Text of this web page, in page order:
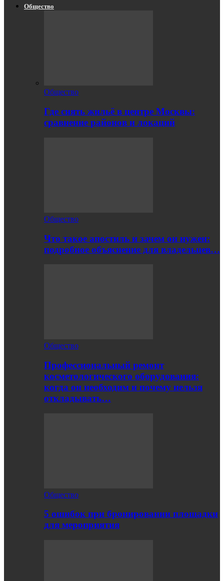
Общество
Общество
Где снять жильё в центре Москвы:
сравнение районов и локаций
Общество
Что такое апостиль и зачем он нужен:
подробное объяснение для владельцев…
Общество
Профессиональный ремонт
косметологического оборудования:
когда он необходим и почему нельзя
откладывать…
Общество
5 ошибок при бронировании площадки
для мероприятия